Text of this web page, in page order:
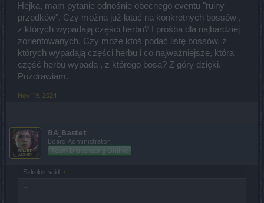
Hejka, mam pytanie odnośnie obecnego eventu "ruiny
przodków". Czy można już latać na konkretnych bossów ,
z których wypadają części herbu? I prośba dla najbardziej
zorientowanych. Czy może ktoś podać listę bossów, ż
których wypadają części herbu i co najważniejsze, która
część herbu wypada , z którego bosa? Z góry dzięki.
Pozdrawiam.
Nov 19, 2024
BA_Bastet
Board Administrator
Team Drakensang Online
Szkolos said: ↑
"